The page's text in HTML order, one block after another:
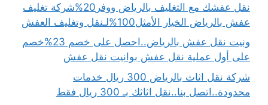
نقل عفشك مع التغليف بالرياض ووفر20%شركة تغليف
عفش بالرياض الخيار الأمثل100%لـنقل وتغليف العفش
ونيت نقل عفش بالرياض..احصل على خصم 23%خصم
على أول عملية نقل عفش بوانيت نقل عفش
شركة نقل اثاث بالرياض 300 ريال خدمات
محدودة..اتصل بنا..نقل اثاثك بـ 300 ريال فقط